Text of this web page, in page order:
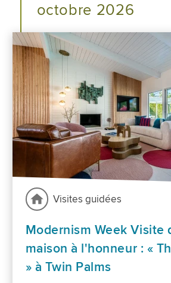
octobre 2026
Visites guidées
Modernism Week Visite
maison à l'honneur : «
» à Twin Palms